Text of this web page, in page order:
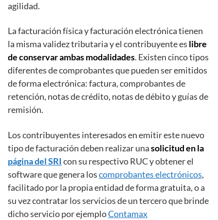
agilidad.
La facturación física y facturación electrónica tienen
la misma validez tributaria y el contribuyente es libre
de conservar ambas modalidades. Existen cinco tipos
diferentes de comprobantes que pueden ser emitidos
de forma electrónica: factura, comprobantes de
retención, notas de crédito, notas de débito y guías de
remisión.
Los contribuyentes interesados en emitir este nuevo
tipo de facturación deben realizar unasolicitud en la
página del SRI con su respectivo RUC y obtener el
software que genera loscomprobantes electrónicos,
facilitado por la propia entidad de forma gratuita, o a
su vez contratar los servicios de un tercero que brinde
dicho servicio por ejemploContamax